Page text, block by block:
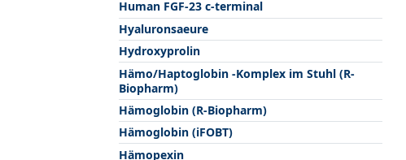
Human FGF-23 c-terminal
Hyaluronsaeure
Hydroxyprolin
Hämo/Haptoglobin -Komplex im Stuhl (R-
Biopharm)
Hämoglobin (R-Biopharm)
Hämoglobin (iFOBT)
Hämopexin